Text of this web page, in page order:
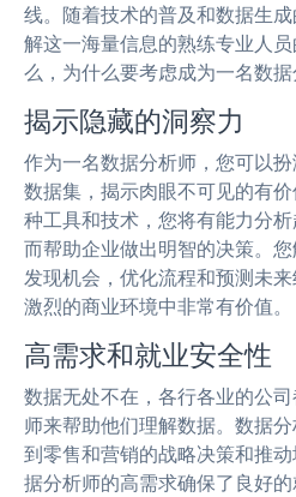
线。随着技术的普及和数据生
解这一海量信息的熟练专业人
么，为什么要考虑成为一名数据
揭示隐藏的洞察力
作为一名数据分析师，您可以
数据集，揭示肉眼不可见的有
种工具和技术，您将有能力分
而帮助企业做出明智的决策。
发现机会，优化流程和预测未
激烈的商业环境中非常有价值。
高需求和就业安全性
数据无处不在，各行各业的公
师来帮助他们理解数据。数据
到零售和营销的战略决策和推
据分析师的高需求确保了良好